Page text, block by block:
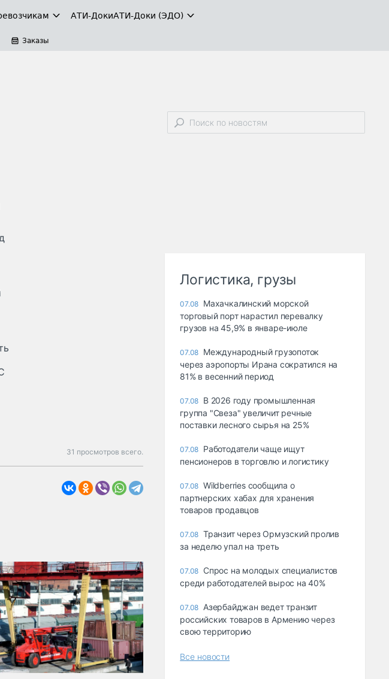
АТИ-ДокиАТИ-Доки (ЭДО)
Заказы
31 просмотров всего.
Логистика, грузы
07.08 Махачкалинский морской
торговый порт нарастил перевалку
грузов на 45,9% в январе-июле
07.08 Международный грузопоток
через аэропорты Ирана сократился на
81% в весенний период
07.08 В 2026 году промышленная
группа "Свеза" увеличит речные
поставки лесного сырья на 25%
07.08 Работодатели чаще ищут
пенсионеров в торговлю и логистику
07.08 Wildberries сообщила о
партнерских хабах для хранения
товаров продавцов
07.08 Транзит через Ормузский пролив
за неделю упал на треть
07.08 Спрос на молодых специалистов
среди работодателей вырос на 40%
07.08 Азербайджан ведет транзит
российских товаров в Армению через
свою территорию
Все новости